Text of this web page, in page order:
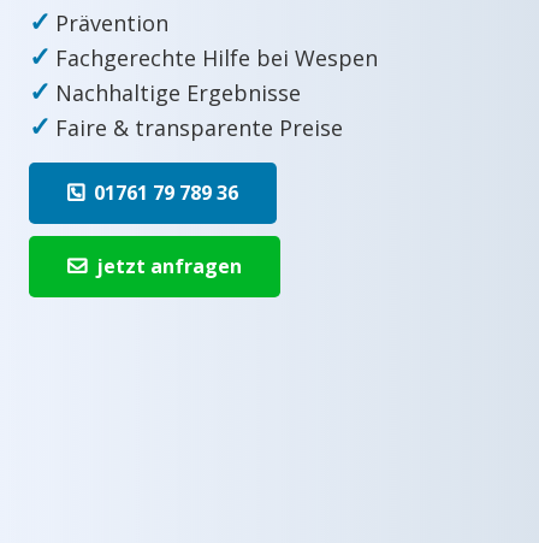
✓ Prävention
✓ Fachgerechte Hilfe bei Wespen
✓ Nachhaltige Ergebnisse
✓ Faire & transparente Preise
01761 79 789 36
jetzt anfragen